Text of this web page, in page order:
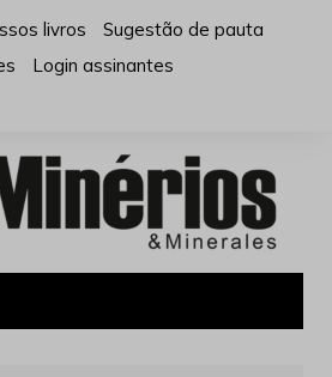
livros
Sugestão de pauta
Login assinantes